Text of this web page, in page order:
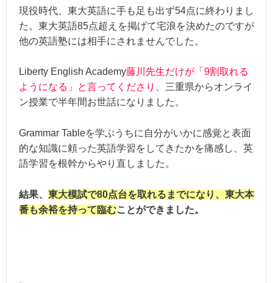
現役時代、東大英語に手も足も出ず54点に終わりまし
た。東大英語85点超えを掲げて宅浪を決めたのですが
他の英語塾には相手にされませんでした。
Liberty English Academy藤川先生だけが「9割取れる
ようになる」と言ってくださり 、三重県からオンライ
ン授業で半年間お世話になりました。
Grammar Tableを学ぶうちに自分がいかに感覚と表面
的な知識に頼った英語学習をしてきたかを痛感し、英
語学習を根幹からやり直しました。
結果、 東大模試で80点台を取れるまでになり、東大本
番も余裕を持って臨むことができました。